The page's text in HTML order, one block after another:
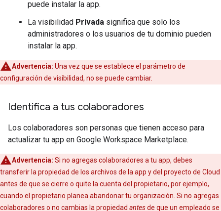
puede instalar la app.
La visibilidad Privada significa que solo los
administradores o los usuarios de tu dominio pueden
instalar la app.
Advertencia: Una vez que se establece el parámetro de
configuración de visibilidad, no se puede cambiar.
Identifica a tus colaboradores
Los colaboradores son personas que tienen acceso para
actualizar tu app en Google Workspace Marketplace.
Advertencia: Si no agregas colaboradores a tu app, debes
transferir la propiedad de los archivos de la app y del proyecto de Cloud
antes de que se cierre o quite la cuenta del propietario, por ejemplo,
cuando el propietario planea abandonar tu organización. Si no agregas
colaboradores o no cambias la propiedad antesde que un empleado se